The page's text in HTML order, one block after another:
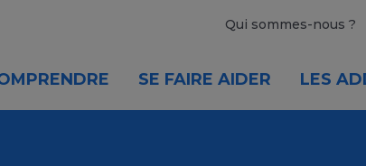
Qui sommes-nous ?
SE FAIRE AIDER LES